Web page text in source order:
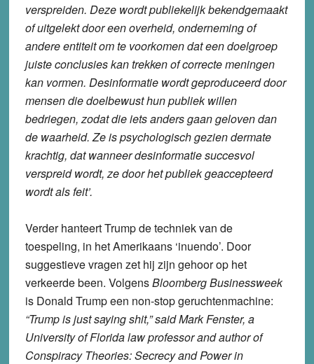
verspreiden. Deze wordt publiekelijk bekendgemaakt
of uitgelekt door een overheid, onderneming of
andere entiteit om te voorkomen dat een doelgroep
juiste conclusies kan trekken of correcte meningen
kan vormen. Desinformatie wordt geproduceerd door
mensen die doelbewust hun publiek willen
bedriegen, zodat die iets anders gaan geloven dan
de waarheid. Ze is psychologisch gezien dermate
krachtig, dat wanneer desinformatie succesvol
verspreid wordt, ze door het publiek geaccepteerd
wordt als feit’.
Verder hanteert Trump de techniek van de
toespeling, in het Amerikaans ‘inuendo’. Door
suggestieve vragen zet hij zijn gehoor op het
verkeerde been. VolgensBloomberg Businessweek
is Donald Trump een non-stop geruchtenmachine:
“Trump is just saying shit,” said Mark Fenster, a
University of Florida law professor and author of
Conspiracy Theories: Secrecy and Power in